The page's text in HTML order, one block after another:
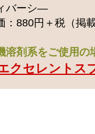
バーシ―
880円＋税（掲
溶剤系をご使用の
エクセレントス